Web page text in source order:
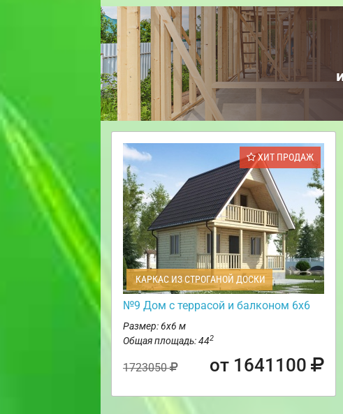
ХИТ ПРОДАЖ
КАРКАС ИЗ СТРОГАНОЙ ДОСКИ
№9 Дом с террасой и балконом 6х6
Размер: 6х6 м
Общая площадь: 442
1723050 от 1641100